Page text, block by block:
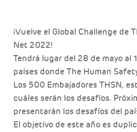
¡Vuelve el Global Challenge de
Net 2022!
Tendrá lugar del 28 de mayo al
países donde The Human
Los 500 Embajadores THSN,
cuáles serán los desafíos.
presentarán los desafíos del
El objetivo de este año es